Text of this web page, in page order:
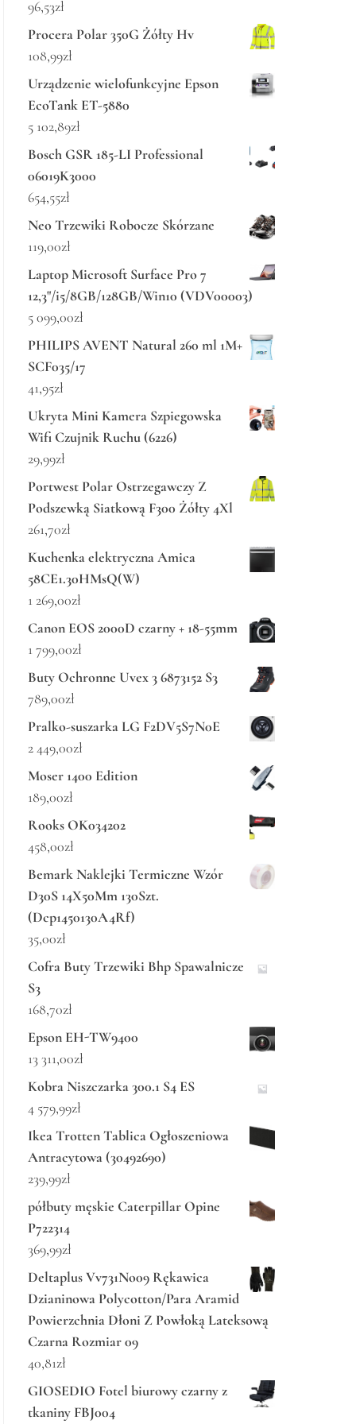
96,53zł
Procera Polar 350G Żółty Hv
108,99zł
Urządzenie wielofunkcyjne Epson
EcoTank ET-5880
5 102,89zł
Bosch GSR 185-LI Professional
06019K3000
654,55zł
Neo Trzewiki Robocze Skórzane
119,00zł
Laptop Microsoft Surface Pro 7
12,3"/i5/8GB/128GB/Win10 (VDV00003)
5 099,00zł
PHILIPS AVENT Natural 260 ml 1M+
SCF035/17
41,95zł
Ukryta Mini Kamera Szpiegowska
Wifi Czujnik Ruchu (6226)
29,99zł
Portwest Polar Ostrzegawczy Z
Podszewką Siatkową F300 Żółty 4Xl
261,70zł
Kuchenka elektryczna Amica
58CE1.30HMsQ(W)
1 269,00zł
Canon EOS 2000D czarny + 18-55mm
1 799,00zł
Buty Ochronne Uvex 3 6873152 S3
789,00zł
Pralko-suszarka LG F2DV5S7N0E
2 449,00zł
Moser 1400 Edition
189,00zł
Rooks OK034202
458,00zł
Bemark Naklejki Termiczne Wzór
D30S 14X50Mm 130Szt.
(Dcp1450130A4Rf)
35,00zł
Cofra Buty Trzewiki Bhp Spawalnicze
S3
168,70zł
Epson EH-TW9400
13 311,00zł
Kobra Niszczarka 300.1 S4 ES
4 579,99zł
Ikea Trotten Tablica Ogłoszeniowa
Antracytowa (30492690)
239,99zł
półbuty męskie Caterpillar Opine
P722314
369,99zł
Deltaplus Vv731No09 Rękawica
Dzianinowa Polycotton/Para Aramid
Powierzchnia Dłoni Z Powłoką Lateksową
Czarna Rozmiar 09
40,81zł
GIOSEDIO Fotel biurowy czarny z
tkaniny FBJ004